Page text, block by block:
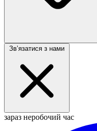
Звʼязатися з нами
зараз неробочий час